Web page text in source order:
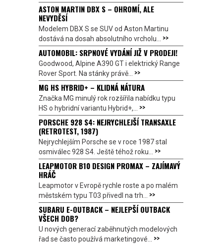
ASTON MARTIN DBX S – OHROMÍ, ALE
NEVYDĚSÍ
Modelem DBX S se SUV od Aston Martinu
dostává na dosah absolutního vrcholu... >>
AUTOMOBIL: SRPNOVÉ VYDÁNÍ JIŽ V PRODEJI!
Goodwood, Alpine A390 GT i elektrický Range
Rover Sport. Na stánky právě... >>
MG HS HYBRID+ – KLIDNÁ NÁTURA
Značka MG minulý rok rozšířila nabídku typu
HS o hybridní variantu Hybrid+,... >>
PORSCHE 928 S4: NEJRYCHLEJŠÍ TRANSAXLE
(RETROTEST, 1987)
Nejrychlejším Porsche se v roce 1987 stal
osmiválec 928 S4. Ještě téhož roku... >>
LEAPMOTOR B10 DESIGN PROMAX – ZAJÍMAVÝ
HRÁČ
Leapmotor v Evropě rychle roste a po malém
městském typu T03 přivedl na trh... >>
SUBARU E-OUTBACK – NEJLEPŠÍ OUTBACK
VŠECH DOB?
U nových generací zaběhnutých modelových
řad se často používá marketingové... >>